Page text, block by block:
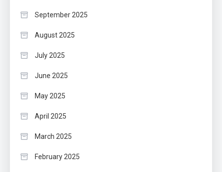
September 2025
August 2025
July 2025
June 2025
May 2025
April 2025
March 2025
February 2025